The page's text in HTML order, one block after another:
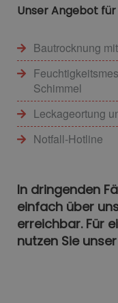
Unser Angebot
Bautrocknung
Schimmel
Leckageortung
Notfall-Hotline
In dringenden
einfach über
erreichbar. Für
nutzen Sie